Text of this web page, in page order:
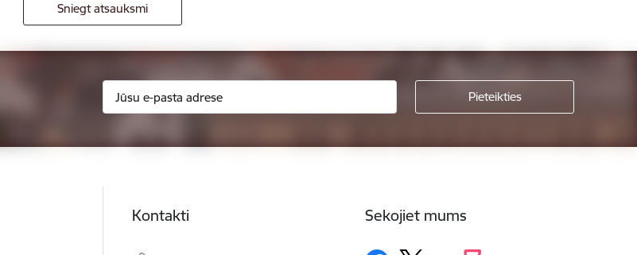
Sniegt atsauksmi
Kontakti Sekojiet mums